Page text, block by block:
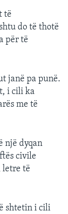
të
do të thotë
për të
janë pa punë.
i cili ka
me të
një dyqan
civile
letre të
shtetin i cili